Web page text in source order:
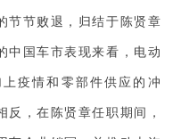
节节败退，归结于陈贤章
中国车市表现来看，电动
疫情和零部件供应的冲
反，在陈贤章任职期间，